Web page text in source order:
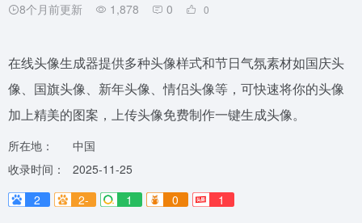
8个月前更新 1,878 0 0
在线头像生成器提供多种头像样式和节日气氛素材如国庆头
像、国旗头像、新年头像、情侣头像等，可快速将你的头像
加上精美的图案，上传头像免费制作一键生成头像。
所在地：
中国
收录时间：
2025-11-25
2
2- 1 0 1